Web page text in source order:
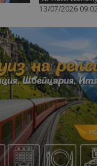
13/07/2026 09:02